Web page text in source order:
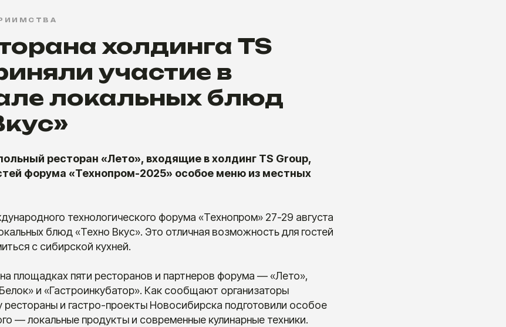
холдинга TS
участие в
локальных блюд
ресторан «Лето», входящие в холдинг TS Group,
форума «Технопром-2025» особое меню из местных
технологического форума «Технопром» 27-29 августа
блюд «Техно Вкус». Это отличная возможность для гостей
с сибирской кухней.
площадках пяти ресторанов и партнеров форума — «Лето»,
и «Гастроинкубатор». Как сообщают организаторы
рестораны и гастро-проекты Новосибирска подготовили особое
— локальные продукты и современные кулинарные техники.